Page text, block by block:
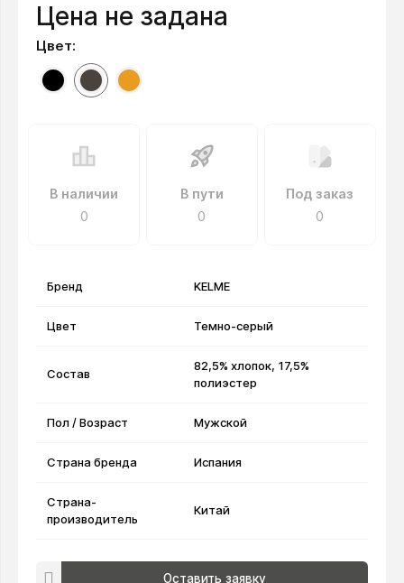
Цена не задана
Цвет:
В наличии
0
В пути
0
Под заказ
0
Бренд KELME
Цвет Темно-серый
Состав
82,5% хлопок, 17,5%
полиэстер
Пол / Возраст Мужской
Страна бренда Испания
Страна-
производитель
Китай
Оставить заявку